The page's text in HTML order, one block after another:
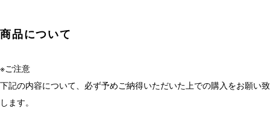
商品について
※ご注意
下記の内容について、必ず予めご納得いただいた上での購入をお願い致
します。